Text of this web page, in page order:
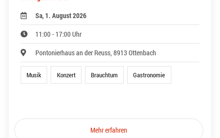
Sa, 1. August 2026
11:00 - 17:00 Uhr
Pontonierhaus an der Reuss, 8913 Ottenbach
Musik Konzert Brauchtum Gastronomie
Mehr erfahren